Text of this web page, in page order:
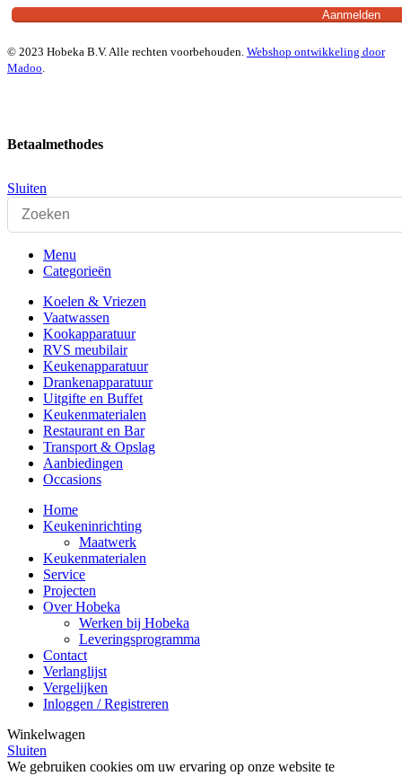
© 2023 Hobeka B.V. Alle rechten voorbehouden. Webshop ontwikkeling door
Madoo.
Betaalmethodes
Sluiten
Menu
Categorieën
Koelen & Vriezen
Vaatwassen
Kookapparatuur
RVS meubilair
Keukenapparatuur
Drankenapparatuur
Uitgifte en Buffet
Keukenmaterialen
Restaurant en Bar
Transport & Opslag
Aanbiedingen
Occasions
Home
Keukeninrichting
Maatwerk
Keukenmaterialen
Service
Projecten
Over Hobeka
Werken bij Hobeka
Leveringsprogramma
Contact
Verlanglijst
Vergelijken
Inloggen / Registreren
Winkelwagen
Sluiten
We gebruiken cookies om uw ervaring op onze website te